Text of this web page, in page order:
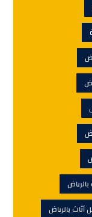
بالرياض